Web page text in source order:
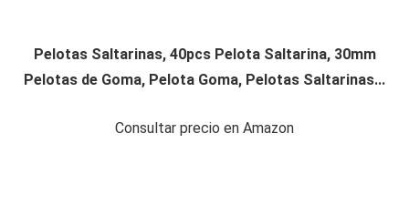
Pelotas Saltarinas, 40pcs Pelota Saltarina, 30mm
Pelotas de Goma, Pelota Goma, Pelotas Saltarinas...
Consultar precio en Amazon